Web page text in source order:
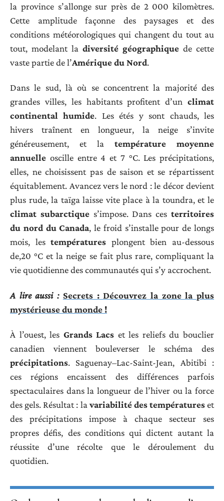
la province s’allonge sur près de 2 000 kilomètres.
Cette amplitude façonne des paysages et des
conditions météorologiques qui changent du tout au
tout, modelant la diversité géographique de cette
vaste partie de l’Amérique du Nord.
Dans le sud, là où se concentrent la majorité des
grandes villes, les habitants profitent d’un climat
continental humide. Les étés y sont chauds, les
hivers traînent en longueur, la neige s’invite
généreusement, et la température moyenne
annuelle oscille entre 4 et 7 °C. Les précipitations,
elles, ne choisissent pas de saison et se répartissent
équitablement. Avancez vers le nord : le décor devient
plus rude, la taïga laisse vite place à la toundra, et le
climat subarctiques’impose. Dans cesterritoires
du nord du Canada, le froid s’installe pour de longs
mois, lestempératures plongent bien au-dessous
de,20 °C et la neige se fait plus rare, compliquant la
vie quotidienne des communautés qui s’y accrochent.
A lire aussi : Secrets : Découvrez la zone la plus
mystérieuse du monde !
À l’ouest, les Grands Lacs et les reliefs du bouclier
canadien viennent bouleverser le schéma des
précipitations. Saguenay–Lac-Saint-Jean, Abitibi :
ces régions encaissent des différences parfois
spectaculaires dans la longueur de l’hiver ou la force
des gels. Résultat : lavariabilité des températureset
des précipitations impose à chaque secteur ses
propres défis, des conditions qui dictent autant la
réussite d’une récolte que le déroulement du
quotidien.